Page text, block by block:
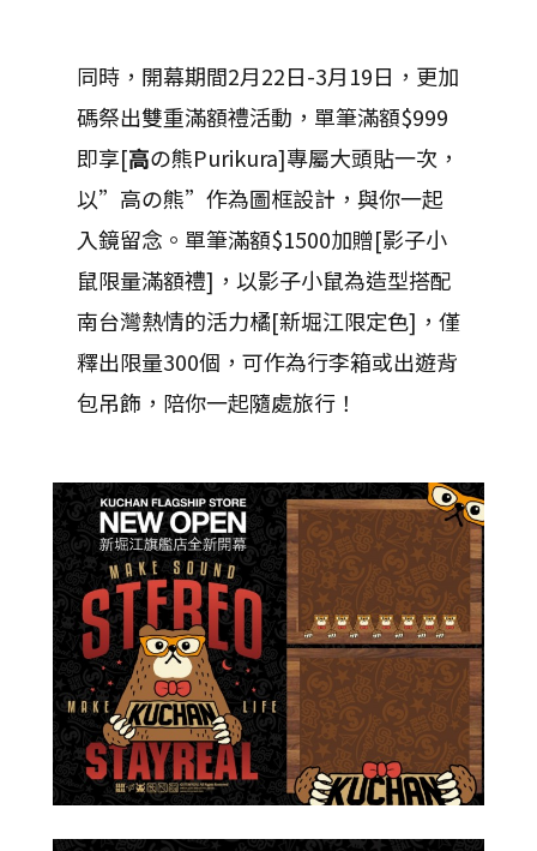
同時，開幕期間2月22日-3月19日，更加
碼祭出雙重滿額禮活動，單筆滿額$999
即享[高の熊Purikura]專屬大頭貼一次，
以”高の熊”作為圖框設計，與你一起
入鏡留念。單筆滿額$1500加贈[影子小
鼠限量滿額禮]，以影子小鼠為造型搭配
南台灣熱情的活力橘[新堀江限定色]，僅
釋出限量300個，可作為行李箱或出遊背
包吊飾，陪你一起隨處旅行！